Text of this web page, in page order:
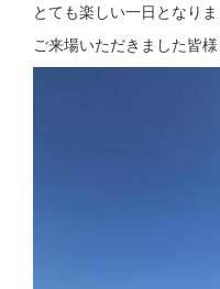
とても楽しい一日となりま
ご来場いただきました皆